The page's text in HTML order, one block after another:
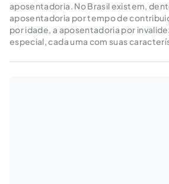
aposentadoria. No Brasil existem,
aposentadoria por tempo de
por idade, a aposentadoria por
especial, cada uma com suas